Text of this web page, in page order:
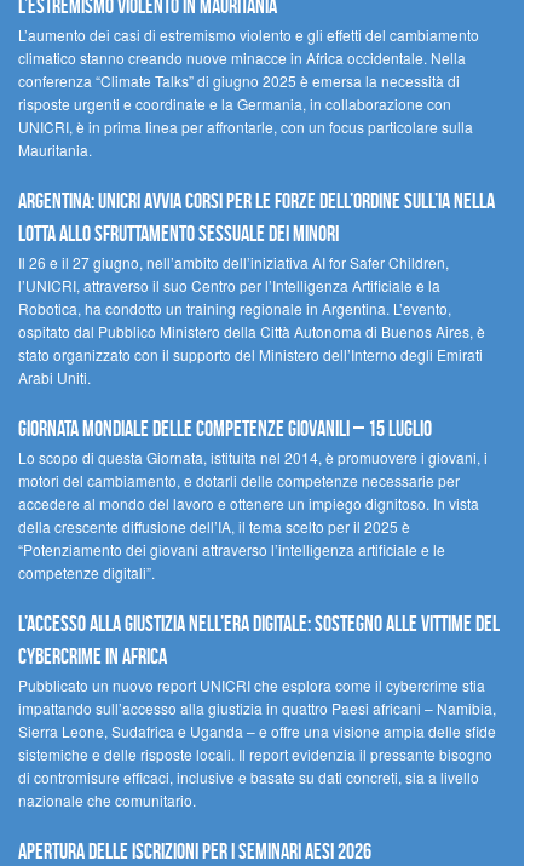
l’estremismo violento in Mauritania
L’aumento dei casi di estremismo violento e gli effetti del cambiamento
climatico stanno creando nuove minacce in Africa occidentale. Nella
conferenza “Climate Talks” di giugno 2025 è emersa la necessità di
risposte urgenti e coordinate e la Germania, in collaborazione con
UNICRI, è in prima linea per affrontarle, con un focus particolare sulla
Mauritania.
Argentina: UNICRI avvia corsi per le forze dell’ordine sull’IA nella
lotta allo sfruttamento sessuale dei minori
Il 26 e il 27 giugno, nell’ambito dell’iniziativa AI for Safer Children,
l’UNICRI, attraverso il suo Centro per l’Intelligenza Artificiale e la
Robotica, ha condotto un training regionale in Argentina. L’evento,
ospitato dal Pubblico Ministero della Città Autonoma di Buenos Aires, è
stato organizzato con il supporto del Ministero dell’Interno degli Emirati
Arabi Uniti.
Giornata Mondiale delle Competenze Giovanili – 15 luglio
Lo scopo di questa Giornata, istituita nel 2014, è promuovere i giovani, i
motori del cambiamento, e dotarli delle competenze necessarie per
accedere al mondo del lavoro e ottenere un impiego dignitoso. In vista
della crescente diffusione dell’IA, il tema scelto per il 2025 è
“Potenziamento dei giovani attraverso l’intelligenza artificiale e le
competenze digitali”.
L’accesso alla giustizia nell’era digitale: sostegno alle vittime del
cybercrime in Africa
Pubblicato un nuovo report UNICRI che esplora come il cybercrime stia
impattando sull’accesso alla giustizia in quattro Paesi africani – Namibia,
Sierra Leone, Sudafrica e Uganda – e offre una visione ampia delle sfide
sistemiche e delle risposte locali. Il report evidenzia il pressante bisogno
di contromisure efficaci, inclusive e basate su dati concreti, sia a livello
nazionale che comunitario.
Apertura delle iscrizioni per i seminari AESI 2026